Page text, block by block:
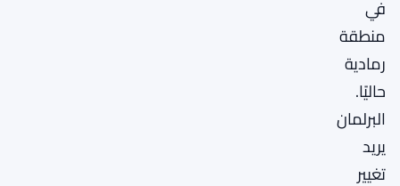
في
منطقة
رمادية
حاليًا.
البرلمان
يريد
تغيير